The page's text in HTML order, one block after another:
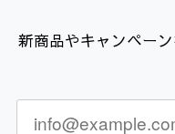
新商品やキャンペー